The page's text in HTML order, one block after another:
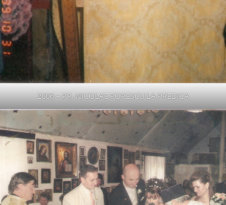
2006 – PR. NICOLAE POPESCU LA PREDICA